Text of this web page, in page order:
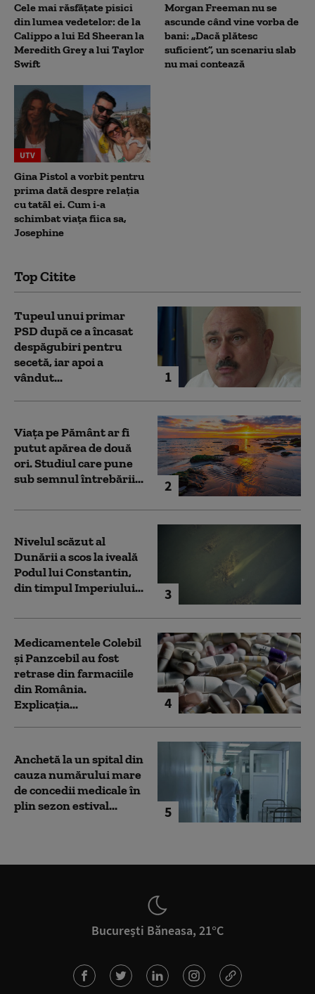
Cele mai răsfățate pisici
din lumea vedetelor: de la
Calippo a lui Ed Sheeran la
Meredith Grey a lui Taylor
Swift
Morgan Freeman nu se
ascunde când vine vorba de
bani: „Dacă plătesc
suficient”, un scenariu slab
nu mai contează
UTV
Gina Pistol a vorbit pentru
prima dată despre relația
cu tatăl ei. Cum i-a
schimbat viața fiica sa,
Josephine
Top Citite
1
Tupeul unui primar
PSD după ce a încasat
despăgubiri pentru
secetă, iar apoi a
vândut...
2
Viața pe Pământ ar fi
putut apărea de două
ori. Studiul care pune
sub semnul întrebării...
3
Nivelul scăzut al
Dunării a scos la iveală
Podul lui Constantin,
din timpul Imperiului...
4
Medicamentele Colebil
și Panzcebil au fost
retrase din farmaciile
din România.
Explicația...
5
Anchetă la un spital din
cauza numărului mare
de concedii medicale în
plin sezon estival...
București Băneasa, 21°C